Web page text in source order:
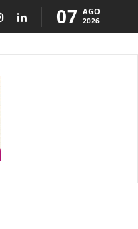
07 AGO
2026